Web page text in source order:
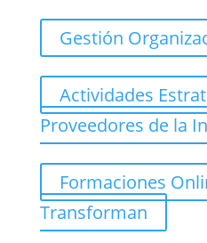
Gestión
Actividades
Proveedores de la
Formaciones
Transforman